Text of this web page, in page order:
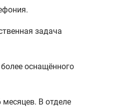
задача
оснащённого
В отделе